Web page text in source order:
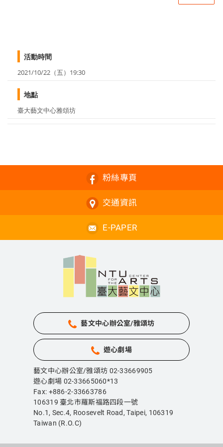
活動時間
2021/10/22（五）19:30
地點
臺大藝文中心雅頌坊
粉絲專頁
交通資訊
E-PAPER
藝文中心辦公室/雅頌坊
遊心劇場
藝文中心辦公室/雅頌坊 02-33669905
遊心劇場 02-33665060*13
Fax: +886-2-33663786
106319 臺北市羅斯福路四段一號
No.1, Sec.4, Roosevelt Road, Taipei, 106319
Taiwan (R.O.C)